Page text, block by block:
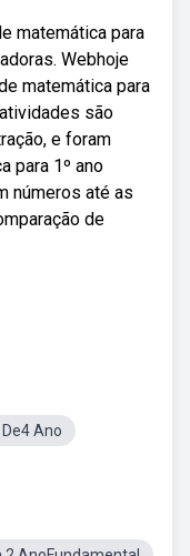
matemática para
Webhoje
matemática para
são
e foram
para 1º ano
números até as
de
Ano